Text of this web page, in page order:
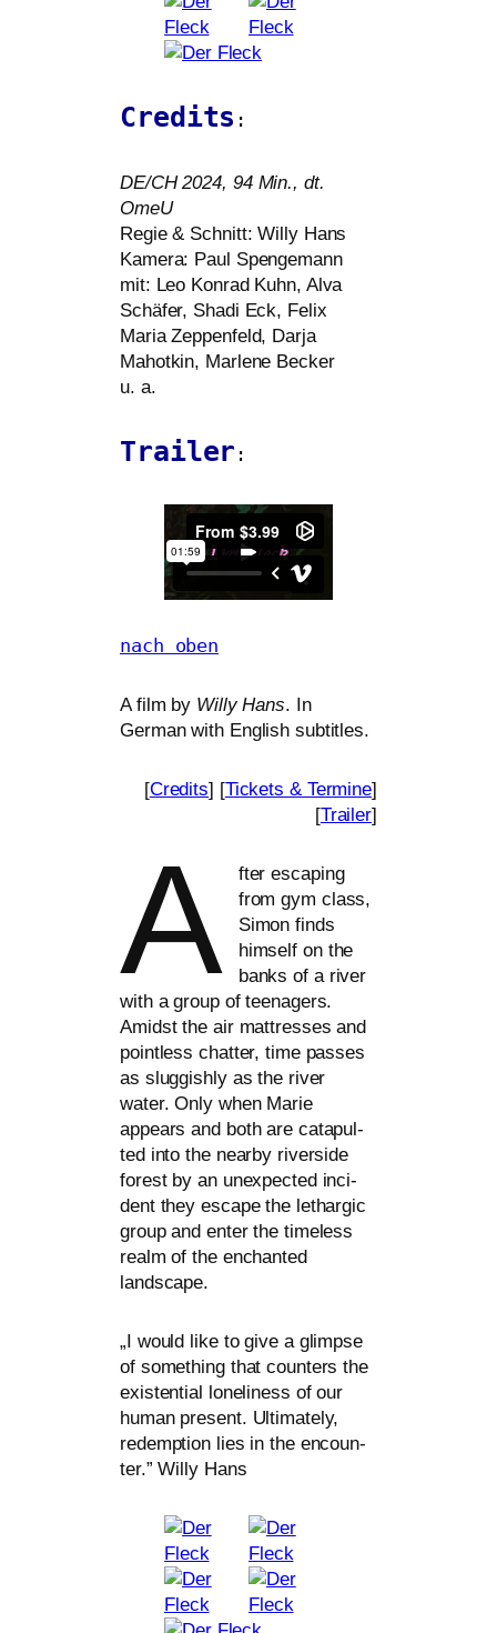
Credits :
DE/CH2024, 94 Min., dt.
OmeU
Regie& Schnitt: Willy Hans
Kamera: Paul Spengemann
mit: Leo Konrad Kuhn, Alva
Schäfer, Shadi Eck, Felix
Maria Zeppenfeld, Darja
Mahotkin, Marlene Becker
u. a.
Trailer :
nach oben
A film by Willy Hans. In
German with English subtitles.
[Credits] [Tickets &Termine]
[Trailer]
A
fter esca­ping
from gym class,
Simon finds
hims­elf on the
banks of a river
with a group of teen­agers.
Amidst the air mat­tres­ses and
point­less chat­ter, time pas­ses
as slug­gish­ly as the river
water. Only when Marie
appears and both are cata­pul­
ted into the near­by river­si­de
forest by an unex­pec­ted inci­
dent they escape the lethar­gic
group and enter the tim­e­l­ess
realm of the enchan­ted
landscape.
„I would like to give a glim­pse
of some­thing that coun­ters the
exis­ten­ti­al loneli­ne­ss of our
human pre­sent. Ultimately,
redemp­ti­on lies in the encoun­
ter.” Willy Hans